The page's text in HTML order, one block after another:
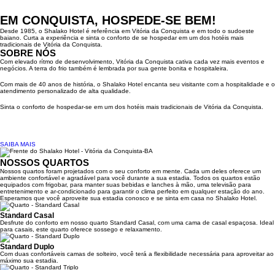
EM CONQUISTA, HOSPEDE-SE BEM!
Desde 1985, o Shalako Hotel é referência em Vitória da Conquista e em todo o sudoeste
baiano. Curta a experiência e sinta o conforto de se hospedar em um dos hotéis mais
tradicionais de Vitória da Conquista.
SOBRE NÓS
Com elevado rítmo de desenvolvimento, Vitória da Conquista cativa cada vez mais eventos e
negócios. A terra do frio também é lembrada por sua gente bonita e hospitaleira.
Com mais de 40 anos de história, o Shalako Hotel encanta seu visitante com a hospitalidade e o
atendimento personalizado de alta qualidade.
Sinta o conforto de hospedar-se em um dos hotéis mais tradicionais de Vitória da Conquista.
SAIBA MAIS
NOSSOS QUARTOS
Nossos quartos foram projetados com o seu conforto em mente. Cada um deles oferece um
ambiente confortável e agradável para você durante a sua estadia. Todos os quartos estão
equipados com frigobar, para manter suas bebidas e lanches à mão, uma televisão para
entretenimento e ar-condicionado para garantir o clima perfeito em qualquer estação do ano.
Esperamos que você aproveite sua estadia conosco e se sinta em casa no Shalako Hotel.
Standard Casal
Desfrute do conforto em nosso quarto Standard Casal, com uma cama de casal espaçosa. Ideal
para casais, este quarto oferece sossego e relaxamento.
Standard Duplo
Com duas confortáveis camas de solteiro, você terá a flexibilidade necessária para aproveitar ao
máximo sua estadia.